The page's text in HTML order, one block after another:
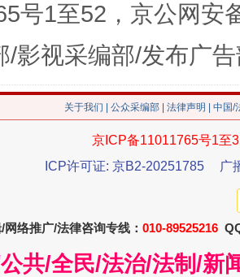
记警钟！ 谢
今
号1至52，京公网安
/影视采编部/发布广
关于我们 公众采编部 法律声明 | 中国
京ICP备11011765号1至
ICP许可证: 京B2-20251785
广
网络推广/法律咨询专线： 010-89525216
共/全民/法治/法制/新